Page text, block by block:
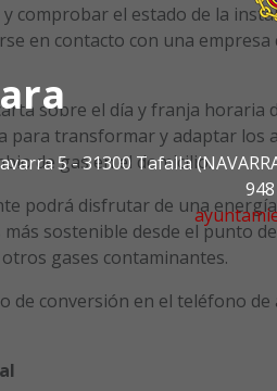
5 - 31300 Tafalla
comprobar el estado de la
en contacto con una
sobre el día y franja horaria
para transformar y adaptar los
de gas en el domicilio.
podrá disfrutar de una
más sostenible desde el punto
gases contaminantes.
de conversión en el teléfono de